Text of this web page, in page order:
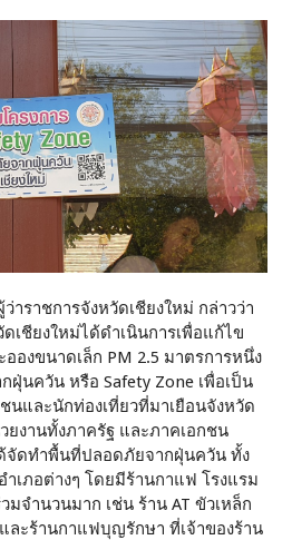
าราชการจังหวัดเชียงใหม่ กล่าวว่า
เชียงใหม่ได้ดำเนินการเพื่อแก้ไข
งขนาดเล็ก PM 2.5 มาตรการหนึ่ง
นควัน หรือ Safety Zone เพื่อเป็น
และนักท่องเที่ยวที่มาเยือนจังหวัด
งานทั้งภาครัฐ และภาคเอกชน
จัดทำพื้นที่ปลอดภัยจากฝุ่นควัน ทั้ง
ำเภอต่างๆ โดยมีร้านกาแฟ โรงแรม
มจำนวนมาก เช่น ร้าน AT ขัวเหล็ก
ละร้านกาแฟบุญรักษา ที่เจ้าของร้าน